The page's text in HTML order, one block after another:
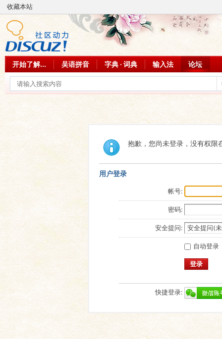
收藏本站
开始了解... 吴语拼音 字典 · 词典 输入法 论坛
抱歉，您尚未登录，没有权限
用户登录
帐号:
密码:
安全提问:
自动登录
登录
快捷登录: